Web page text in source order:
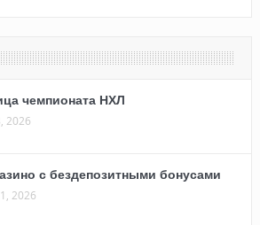
чемпионата НХЛ
2026
с бездепозитными бонусами
2026